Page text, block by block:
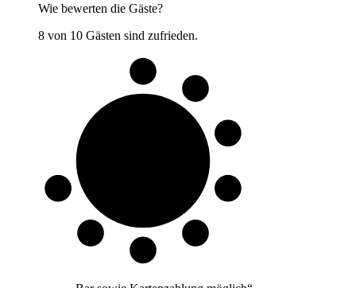
Wie bewerten die Gäste?
8 von 10 Gästen sind zufrieden.